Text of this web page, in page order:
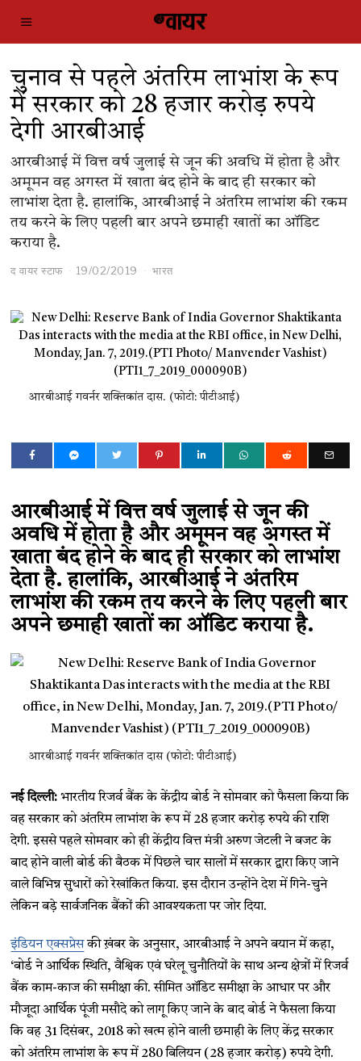
चुनाव से पहले अंतरिम लाभांश के रूप
में सरकार को 28 हजार करोड़ रुपये
देगी आरबीआई
आरबीआई में वित्त वर्ष जुलाई से जून की अवधि में होता है और
अमूमन वह अगस्त में खाता बंद होने के बाद ही सरकार को
लाभांश देता है. हालांकि, आरबीआई ने अंतरिम लाभांश की रकम
तय करने के लिए पहली बार अपने छमाही खातों का ऑडिट
कराया है.
द वायर स्टाफ 19/02/2019 भारत
आरबीआई गवर्नर शक्तिकांत दास. (फोटो: पीटीआई)
आरबीआई में वित्त वर्ष जुलाई से जून की
अवधि में होता है और अमूमन वह अगस्त में
खाता बंद होने के बाद ही सरकार को लाभांश
देता है. हालांकि, आरबीआई ने अंतरिम
लाभांश की रकम तय करने के लिए पहली बार
अपने छमाही खातों का ऑडिट कराया है.
आरबीआई गवर्नर शक्तिकांत दास (फोटो: पीटीआई)
नई दिल्ली: भारतीय रिजर्व बैंक के केंद्रीय बोर्ड ने सोमवार को फैसला किया कि
वह सरकार को अंतरिम लाभांश के रूप में 28 हजार करोड़ रुपये की राशि
देगी. इससे पहले सोमवार को ही केंद्रीय वित्त मंत्री अरुण जेटली ने बजट के
बाद होने वाली बोर्ड की बैठक में पिछले चार सालों में सरकार द्वारा किए जाने
वाले विभिन्न सुधारों को रेखांकित किया. इस दौरान उन्होंने देश में गिने-चुने
लेकिन बड़े सार्वजनिक बैंकों की आवश्यकता पर जोर दिया.
इंडियन एक्सप्रेसकी ख़ंबर के अनुसार, आरबीआई ने अपने बयान में कहा,
‘बोर्ड ने आर्थिक स्थिति, वैश्विक एवं घरेलू चुनौतियों के साथ अन्य क्षेत्रों में रिजर्व
बैंक काम-काज की समीक्षा की. सीमित ऑडिट समीक्षा के आधार पर और
मौजूदा आर्थिक पूंजी मसौदे को लागू किए जाने के बाद बोर्ड ने फैसला किया
कि वह 31 दिसंबर, 2018 को खत्म होने वाली छमाही के लिए केंद्र सरकार
को अंतरिम लाभांश के रूप में 280 बिलियन (28 हजार करोड़) रुपये देगी.